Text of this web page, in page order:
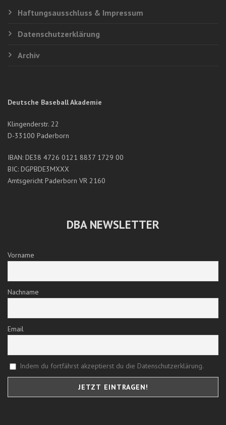
Haftungsausschluss & Impressum
Datenschutzerklärung
Archiv
Deutsche Baseball Akademie
Klingenderstr. 22
D-33100 Paderborn
IBAN: DE38 4726 0121 8837 1729 00
BIC: DGPBDE3MXXX
Amtsgericht Paderborn VR 2160
DBA NEWSLETTER
Vorname
Nachname
Email
Indem du fortfährst akzeptierst du die Datenschutzerklärung.